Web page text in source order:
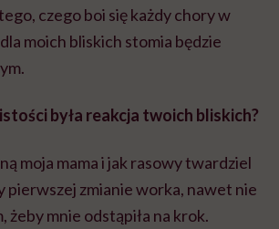
czego boi się każdy chory w
moich bliskich stomia będzie
była reakcja twoich bliskich?
moja mama i jak rasowy twardziel
pierwszej zmianie worka, nawet nie
żeby mnie odstąpiła na krok.